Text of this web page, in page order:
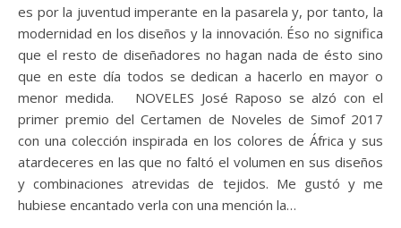
es por la juventud imperante en la pasarela y, por tanto, la
modernidad en los diseños y la innovación. Éso no significa
que el resto de diseñadores no hagan nada de ésto sino
que en este día todos se dedican a hacerlo en mayor o
menor medida. NOVELES José Raposo se alzó con el
primer premio del Certamen de Noveles de Simof 2017
con una colección inspirada en los colores de África y sus
atardeceres en las que no faltó el volumen en sus diseños
y combinaciones atrevidas de tejidos. Me gustó y me
hubiese encantado verla con una mención la…